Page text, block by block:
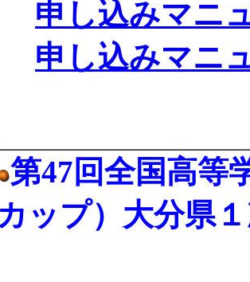
申し込みマニ
申し込みマニ
第47回全国高等
ップ）大分県